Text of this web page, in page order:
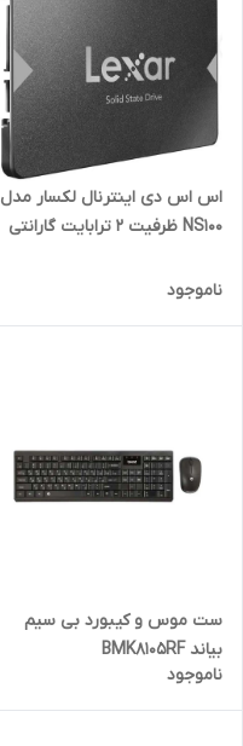
اس اس دی اینترنال لکسار مدل
NS100 ظرفیت 2 ترابایت گارانتی
ناموجود
ست موس و کیبورد بی سیم
بیاند BMK8105RF
ناموجود